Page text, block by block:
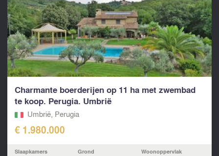
Charmante boerderijen op 11 ha met zwembad
te koop. Perugia. Umbrië
Umbrië, Perugia
€ 1.980.000
Slaapkamers Grond Woonoppervlak